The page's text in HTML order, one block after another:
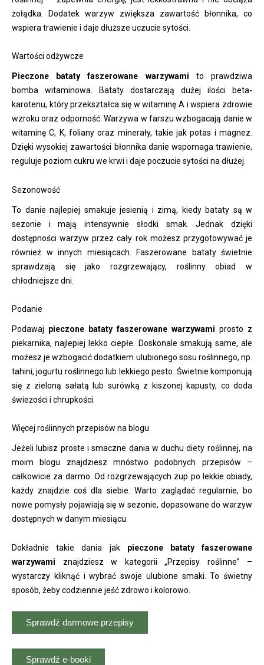
żołądka. Dodatek warzyw zwiększa zawartość błonnika, co
wspiera trawienie i daje dłuższe uczucie sytości.
Wartości odżywcze
Pieczone bataty faszerowane warzywami to prawdziwa
bomba witaminowa. Bataty dostarczają dużej ilości beta-
karotenu, który przekształca się w witaminę A i wspiera zdrowie
wzroku oraz odporność. Warzywa w farszu wzbogacają danie w
witaminę C, K, foliany oraz minerały, takie jak potas i magnez.
Dzięki wysokiej zawartości błonnika danie wspomaga trawienie,
reguluje poziom cukru we krwi i daje poczucie sytości na dłużej.
Sezonowość
To danie najlepiej smakuje jesienią i zimą, kiedy bataty są w
sezonie i mają intensywnie słodki smak. Jednak dzięki
dostępności warzyw przez cały rok możesz przygotowywać je
również w innych miesiącach. Faszerowane bataty świetnie
sprawdzają się jako rozgrzewający, roślinny obiad w
chłodniejsze dni.
Podanie
Podawaj pieczone bataty faszerowane warzywami prosto z
piekarnika, najlepiej lekko ciepłe. Doskonale smakują same, ale
możesz je wzbogacić dodatkiem ulubionego sosu roślinnego, np.
tahini, jogurtu roślinnego lub lekkiego pesto. Świetnie komponują
się z zieloną sałatą lub surówką z kiszonej kapusty, co doda
świeżości i chrupkości.
Więcej roślinnych przepisów na blogu
Jeżeli lubisz proste i smaczne dania w duchu diety roślinnej, na
moim blogu znajdziesz mnóstwo podobnych przepisów –
całkowicie za darmo. Od rozgrzewających zup po lekkie obiady,
każdy znajdzie coś dla siebie. Warto zaglądać regularnie, bo
nowe pomysły pojawiają się w sezonie, dopasowane do warzyw
dostępnych w danym miesiącu.
Dokładnie takie dania jak pieczone bataty faszerowane
warzywami znajdziesz w kategorii „Przepisy roślinne” –
wystarczy kliknąć i wybrać swoje ulubione smaki. To świetny
sposób, żeby codziennie jeść zdrowo i kolorowo.
Sprawdź darmowe przepisy
Sprawdź e-booki